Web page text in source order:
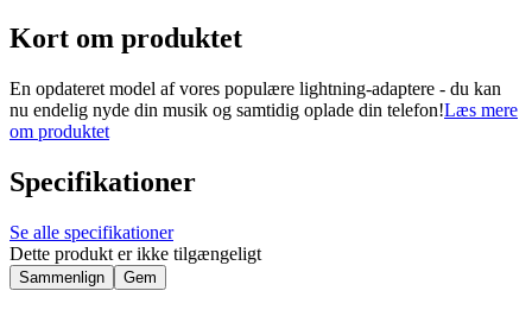
Kort om produktet
En opdateret model af vores populære lightning-adaptere - du kan
nu endelig nyde din musik og samtidig oplade din telefon!Læs mere
om produktet
Specifikationer
Se alle specifikationer
Dette produkt er ikke tilgængeligt
Sammenlign Gem